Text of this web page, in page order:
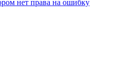
нет права на ошибку